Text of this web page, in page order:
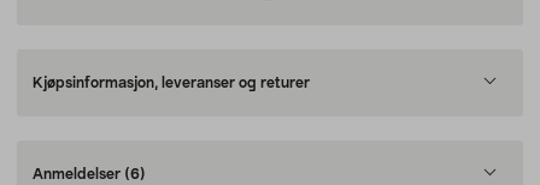
Kjøpsinformasjon, leveranser og returer
Anmeldelser (6)